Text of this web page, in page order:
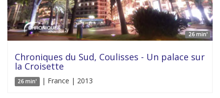
26 min'
Chroniques du Sud, Coulisses - Un palace sur
la Croisette
26 min' | France | 2013